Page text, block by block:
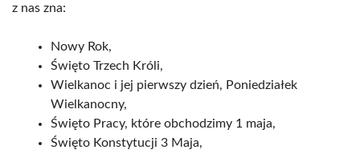
z nas zna:
Nowy Rok,
Święto Trzech Króli,
Wielkanoc i jej pierwszy dzień, Poniedziałek
Wielkanocny,
Święto Pracy, które obchodzimy 1 maja,
Święto Konstytucji 3 Maja,